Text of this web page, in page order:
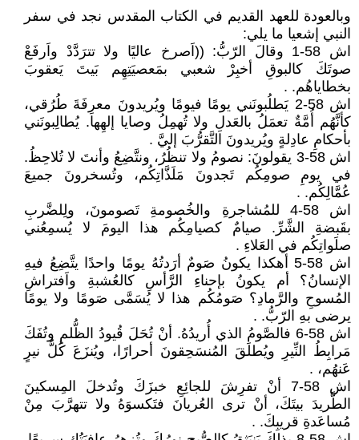
وبالعودة للعهد القديم في الكتاب المقدس نجد في سفر
النبي إشعيا ما يلي:
اش 58-1 وقالَ الرّبُّ: ((اَصرخ عاليًا ولا تترَدَّدْ واَرفَعْ
صوتَكَ كالبوقِ أخبِرْ شعبي بمَعصيَتِهِم بَيتَ يَعقوبَ
بخطاياهُم. .
اش 58-2 يَطلُبونَني يومًا فيومًا ويُريدونَ معرِفَةَ طُرُقي،
كأنَّهُم أُمَّةٌ تعمَلُ بالعَدلِ ولا تُهمِلُ وصايا إلهِها. يُطالِبونَني
بأحكامِ عادِلةٍ ويُريدونَ التَّقرُّبَ إليَّ .
اش 58-3 يقولونَ: نصومُ ولا تنظُرُ، ونتَّضِعُ وأنتَ لا تُلاحِظُ.
في يومِ صومِكُم تَجدونَ مَلَذَّاتِكُم، وتُسخرونَ جميعَ
عُمَّالِكُم. .
اش 58-4 للمُشاجرةِ والخُصومةِ تَصومونَ، ولِلضَّربِ
بقَبضةِ الشَّرِّ. صيامٌ كصيامِكُم هذا اليومَ لا يُسمِعُني
صلَواتِكُم في العَلاءِ .
اش 58-5 أهكذا يكونُ صَومٌ أرَدتُهُ يومًا واحدًا يتَّضِعُ فيهِ
الإنسانُ؟ أم يكونُ بإحناءِ الرَّأسِ كالعُشبةِ واَفتراشِ
المُسوحِ والرَّمادِ؟ صَومُكُم هذا لا يُسَمَّى صَومًا ولا يومًا
يرضى بهِ الرّبُّ. .
اش 58-6 فالصَّومُ الذي أُريدُهُ. أنْ تُحَلَ قُيودُ الظُّلمِ وتُفَكَ
مَرابِطُ النِّيرِ ويُطلَقَ المُنسَحِقونَ أحرارًا، ويُنزَعَ كُلُّ نيرٍ
عَنهُم، .
اش 58-7 أنْ تفرِشَ للجائِعِ خبزَكَ وتُدخلَ المِسكينَ
الطَّريدَ بيتَكَ، أنْ ترى العُريانَ فتَكسوَهُ ولا تتهرَّبَ مِنْ
مُساعَدةِ قريبِكَ. .